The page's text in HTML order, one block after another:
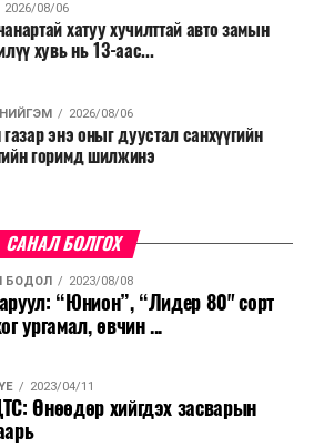
2026/08/06
хатуу хучилттай авто замын
хувь нь 13-аас...
2026/08/06
газар энэ оныг дуустал санхүүгийн
горимд шилжинэ
САНАЛ БОЛГОХ
БОДОЛ 2023/08/08
“Юнион”, “Лидер 80" сорт
ургамал, өвчин ...
2023/04/11
Өнөөдөр хийгдэх засварын